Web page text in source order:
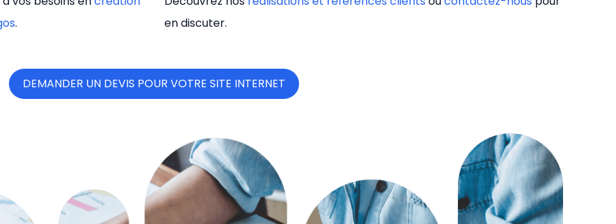
.
en discuter.
DEMANDER UN DEVIS POUR VOTRE SITE INTERNET